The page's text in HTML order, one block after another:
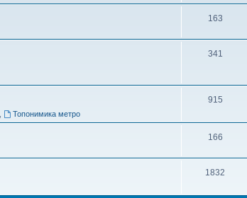
163
341
Топонимика метро
915
166
1832